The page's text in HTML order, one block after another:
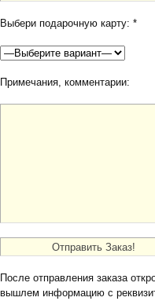
Выбери подарочную карту: *
Примечания, комментарии:
После отправления заказа
вышлем информацию с